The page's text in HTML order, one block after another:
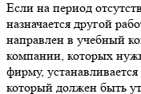
Если на период
назначается другой
направлен в учебный
компании, которых
фирму,
который должен быть